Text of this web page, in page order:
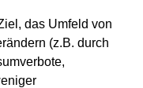
das Umfeld von
(z.B. durch